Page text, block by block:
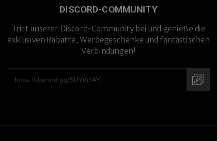
DISCORD-COMMUNITY
Tritt unserer Discord-Community bei und genieße die
exklusiven Rabatte, Werbegeschenke und fantastischen
Verbindungen!